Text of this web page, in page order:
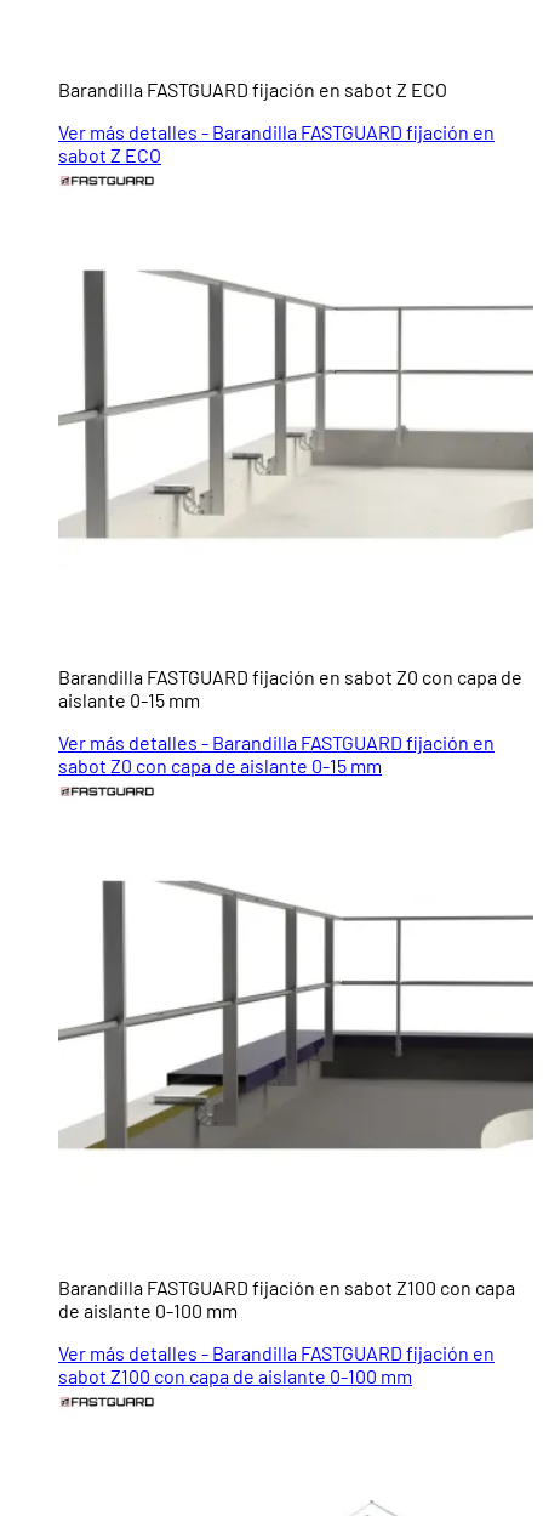
Barandilla FASTGUARD fijación en sabot Z ECO
Ver más detalles - Barandilla FASTGUARD fijación en
sabot Z ECO
Barandilla FASTGUARD fijación en sabot Z0 con capa de
aislante 0-15 mm
Ver más detalles - Barandilla FASTGUARD fijación en
sabot Z0 con capa de aislante 0-15 mm
Barandilla FASTGUARD fijación en sabot Z100 con capa
de aislante 0-100 mm
Ver más detalles - Barandilla FASTGUARD fijación en
sabot Z100 con capa de aislante 0-100 mm